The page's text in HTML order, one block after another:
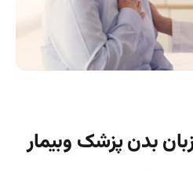
بدن پزشک وبیمار